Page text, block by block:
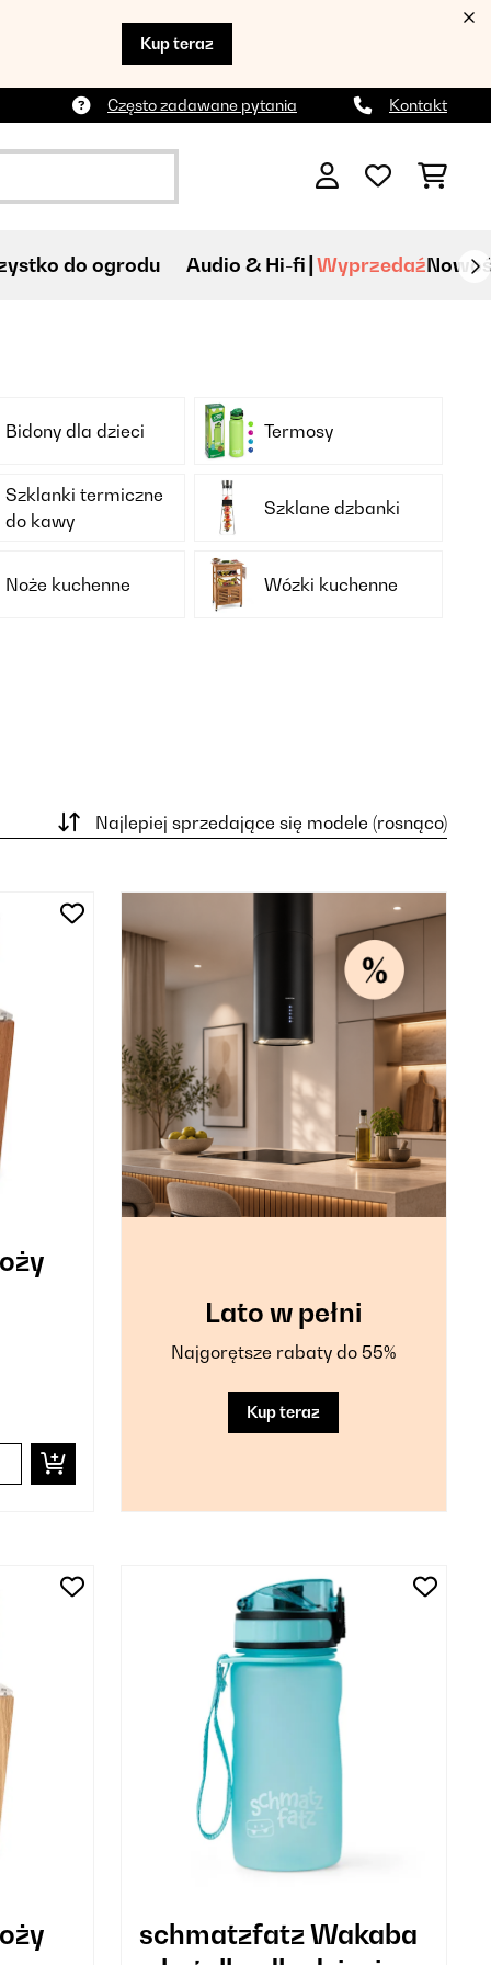
Kup teraz
Często zadawane pytania Kontakt
do ogrodu Audio & Hi-fi Wyprzedaź
Bidony dla dzieci Termosy
Szklanki termiczne
do kawy
Szklane dzbanki
Noże kuchenne Wózki kuchenne
Najlepiej sprzedające się modele (rosnąco)
Lato w pełni
Najgorętsze rabaty do 55%
Kup teraz
schmatzfatz Wakaba